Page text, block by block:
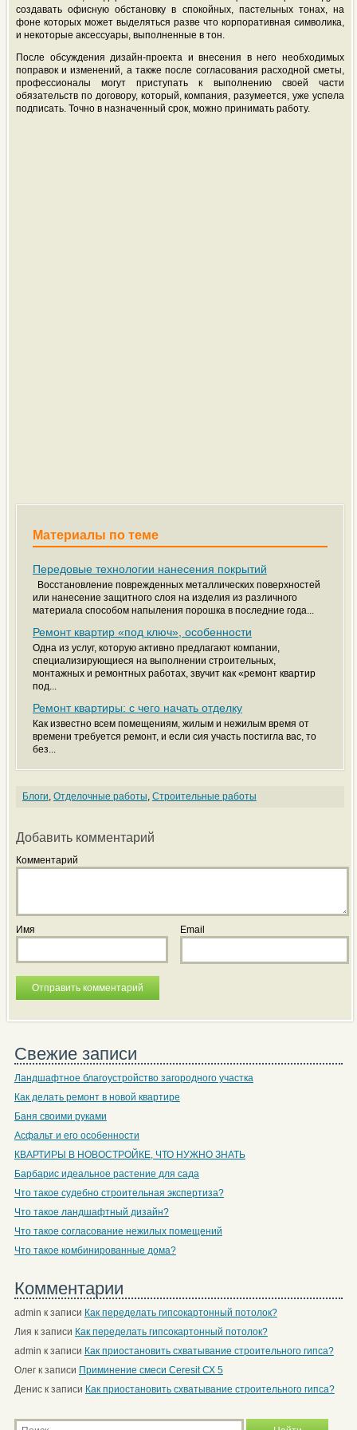
создавать офисную обстановку в спокойных, пастельных тонах, на
фоне которых может выделяться разве что корпоративная символика,
и некоторые аксессуары, выполненные в тон.
После обсуждения дизайн-проекта и внесения в него необходимых
поправок и изменений, а также после согласования расходной сметы,
профессионалы могут приступать к выполнению своей части
обязательств по договору, который, компания, разумеется, уже успела
подписать. Точно в назначенный срок, можно принимать работу.
Материалы по теме
Передовые технологии нанесения покрытий
Восстановление поврежденных металлических поверхностей
или нанесение защитного слоя на изделия из различного
материала способом напыления порошка в последние года...
Ремонт квартир «под ключ», особенности
Одна из услуг, которую активно предлагают компании,
специализирующиеся на выполнении строительных,
монтажных и ремонтных работах, звучит как «ремонт квартир
под...
Ремонт квартиры: с чего начать отделку
Как известно всем помещениям, жилым и нежилым время от
времени требуется ремонт, и если сия участь постигла вас, то
без...
Блоги, Отделочные работы, Строительные работы
Добавить комментарий
Комментарий
Имя Email
Свежие записи
Ландшафтное благоустройство загородного участка
Как делать ремонт в новой квартире
Баня своими руками
Асфальт и его особенности
КВАРТИРЫ В НОВОСТРОЙКЕ, ЧТО НУЖНО ЗНАТЬ
Барбарис идеальное растение для сада
Что такое судебно строительная экспертиза?
Что такое ландшафтный дизайн?
Что такое согласование нежилых помещений
Что такое комбинированные дома?
Комментарии
admin к записи Как переделать гипсокартонный потолок?
Лия к записи Как переделать гипсокартонный потолок?
admin к записи Как приостановить схватывание строительного гипса?
Олегк записи Приминение смеси Ceresit СХ 5
Дениск записи Как приостановить схватывание строительного гипса?